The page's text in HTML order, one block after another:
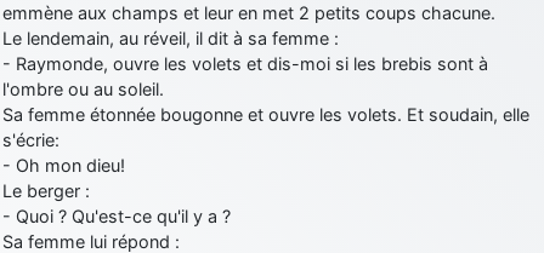
mahmoud: bonsoir, très instructif ce site .mais nous aimerions avoir
les photo des anciens appareils de l'armée de l'air de la haute -volta
d9pouces: Ça me casse quand même bien les pieds, j’avoue
jericho: Pour moi tout est à nouveau OK dirait-on… Merci à toi.
d9pouces
au passage !
d9pouces: j'ai trouvé un palliatif un peu violent, mais ça devrait aller
un peu mieux
emmène aux champs et leur en met 2 petits coups chacune.
Le lendemain, au réveil, il dit à sa femme :
- Raymonde, ouvre les volets et dis-moi si les brebis sont à
l'ombre ou au soleil.
Sa femme étonnée bougonne et ouvre les volets. Et soudain, elle
s'écrie:
- Oh mon dieu!
Le berger :
- Quoi ? Qu'est-ce qu'il y a ?
Sa femme lui répond :